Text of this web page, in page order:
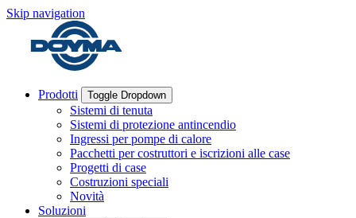
Skip navigation
Prodotti Toggle Dropdown
Sistemi di tenuta
Sistemi di protezione antincendio
Ingressi per pompe di calore
Pacchetti per costruttori e iscrizioni alle case
Progetti di case
Costruzioni speciali
Novità
Soluzioni